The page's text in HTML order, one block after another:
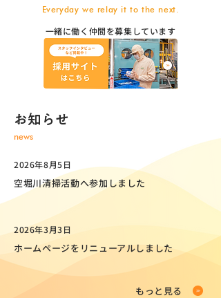
Everyday we relay it to the next.
一緒に働く仲間を募集しています
お知らせ
news
2026年8月5日
空堀川清掃活動へ参加しました
2026年3月3日
ホームページをリニューアルしました
もっと見る